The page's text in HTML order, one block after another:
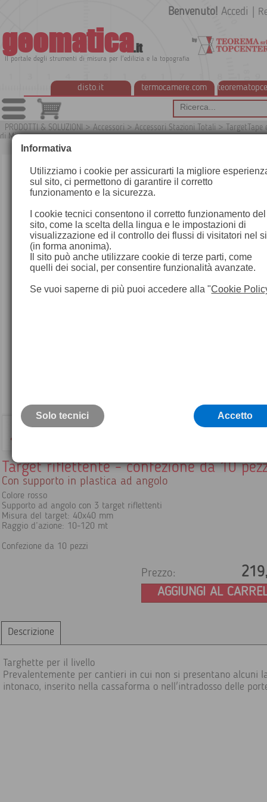
geomatica.it
Il portale degli strumenti di misura per l'edilizia e la topografia
disto.it termocamere.com
Benvenuto! Accedi
PRODOTTI & SOLUZIONI > Accessori > Accessori Stazioni Totali >
TargetTape
di Mira
Target riflettente - confezione da 10
Con supporto in plastica ad angolo
Colore rosso
Supporto ad angolo con 3 target riflettenti
Misura del target: 40x40 mm
Raggio d’azione: 10-120 mt
Confezione da 10 pezzi
Prezzo:
AGGIUNGI AL
Descrizione
Targhette per il livello
Prevalentemente per cantieri in cui non si presentano alcuni
intonaco, inserito nella cassaforma o nell'intradosso delle
Informativa
Utilizziamo i cookie per assicurarti la migliore
sul sito, ci permettono di garantire il corretto
funzionamento e la sicurezza.
I cookie tecnici consentono il corretto funzionamento del
sito, come la scelta della lingua e le impostazioni di
visualizzazione ed il controllo dei flussi di visitatori nel
(in forma anonima).
Il sito può anche utilizzare cookie di terze parti, come
quelli dei social, per consentire funzionalità avanzate.
Se vuoi saperne di più puoi accedere alla "Cookie
Solo tecnici Accetto